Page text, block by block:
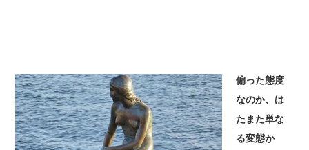
偏った態度
なのか、は
たまた単な
る変態か